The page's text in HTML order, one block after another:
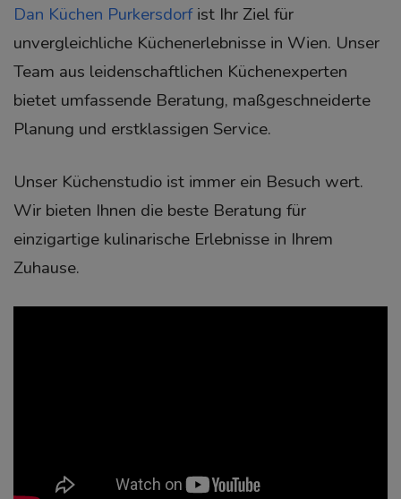
Dan Küchen Purkersdorfist Ihr Ziel für
unvergleichliche Küchenerlebnisse in Wien. Unser
Team aus leidenschaftlichen Küchenexperten
bietet umfassende Beratung, maßgeschneiderte
Planung und erstklassigen Service.
Unser Küchenstudio ist immer ein Besuch wert.
Wir bieten Ihnen die beste Beratung für
einzigartige kulinarische Erlebnisse in Ihrem
Zuhause.